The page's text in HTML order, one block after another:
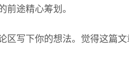
前途精心筹划。
区写下你的想法。觉得这篇